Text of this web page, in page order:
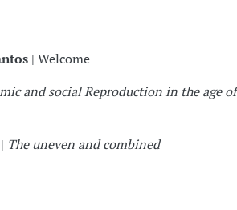
| Welcome
and social Reproduction in the age of
The uneven and combined